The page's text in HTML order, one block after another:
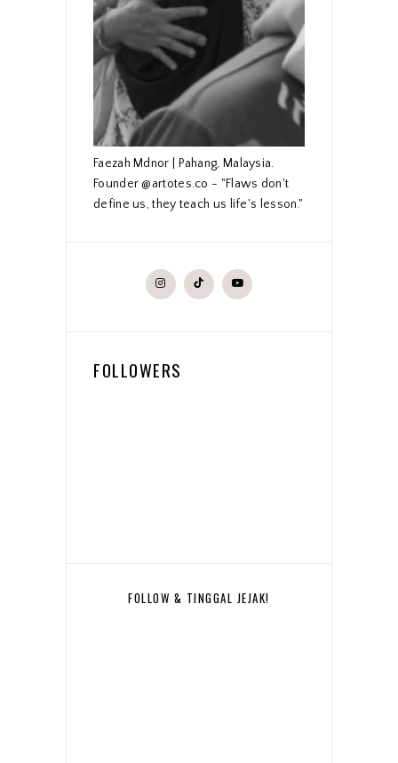
Faezah Mdnor | Pahang, Malaysia.
Founder @artotes.co - "Flaws don't
define us, they teach us life's lesson."
FOLLOWERS
FOLLOW & TINGGAL JEJAK!